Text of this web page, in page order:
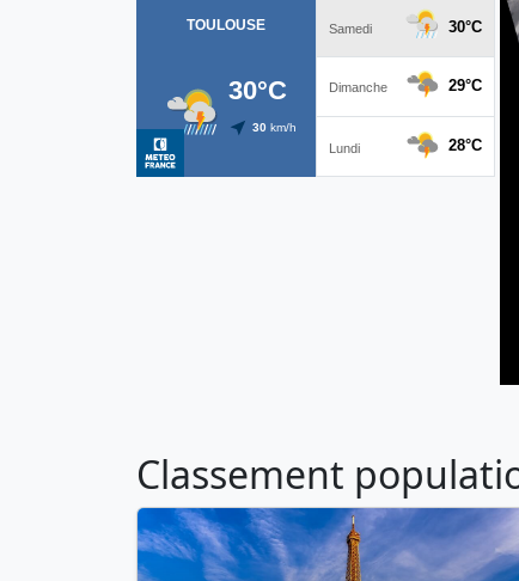
Classement